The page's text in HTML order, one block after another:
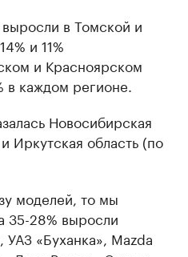
в Томской и
и 11%
и Красноярском
в каждом регионе.
Новосибирская
Иркутская область (по
моделей, то мы
35-28% выросли
«Буханка», Mazda